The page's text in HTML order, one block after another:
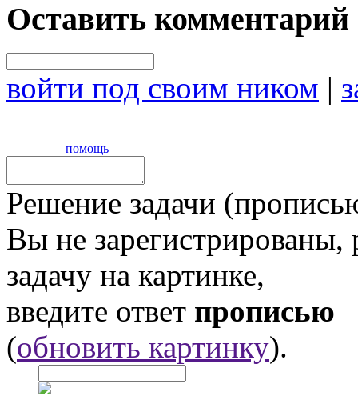
Оставить комментарий
войти под своим ником |
помощь
Решение задачи
Вы не
задачу на картинке,
введите ответ прописью
(обновить картинку).